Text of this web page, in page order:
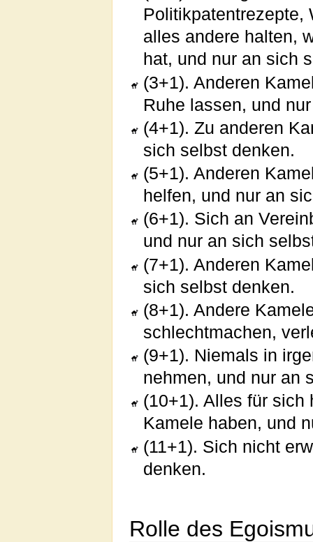
Politikpatentrezepte,
alles andere halten,
hat, und nur an sich
(3+1). Anderen
Ruhe lassen, und
(4+1). Zu anderen
sich selbst denken.
(5+1). Anderen
helfen, und nur an
(6+1). Sich an
und nur an sich
(7+1). Anderen
sich selbst denken.
(8+1). Andere
schlechtmachen,
(9+1). Niemals in
nehmen, und nur an
(10+1). Alles für sich
Kamele haben, und
(11+1). Sich nicht
denken.
Rolle des